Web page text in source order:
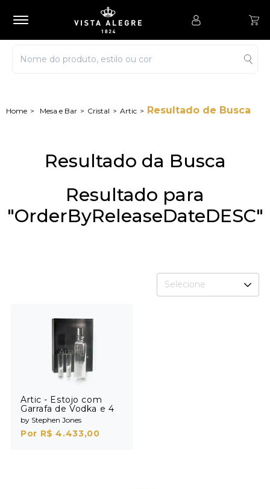
Mesa e Bar Cristal Artic Resultado de Busca
Resultado da Busca
Resultado para
"OrderByReleaseDateDESC"
Selecione
Artic - Estojo com
Garrafa de Vodka e 4
Shots
by Stephen Jones
Por R$ 4.433,00